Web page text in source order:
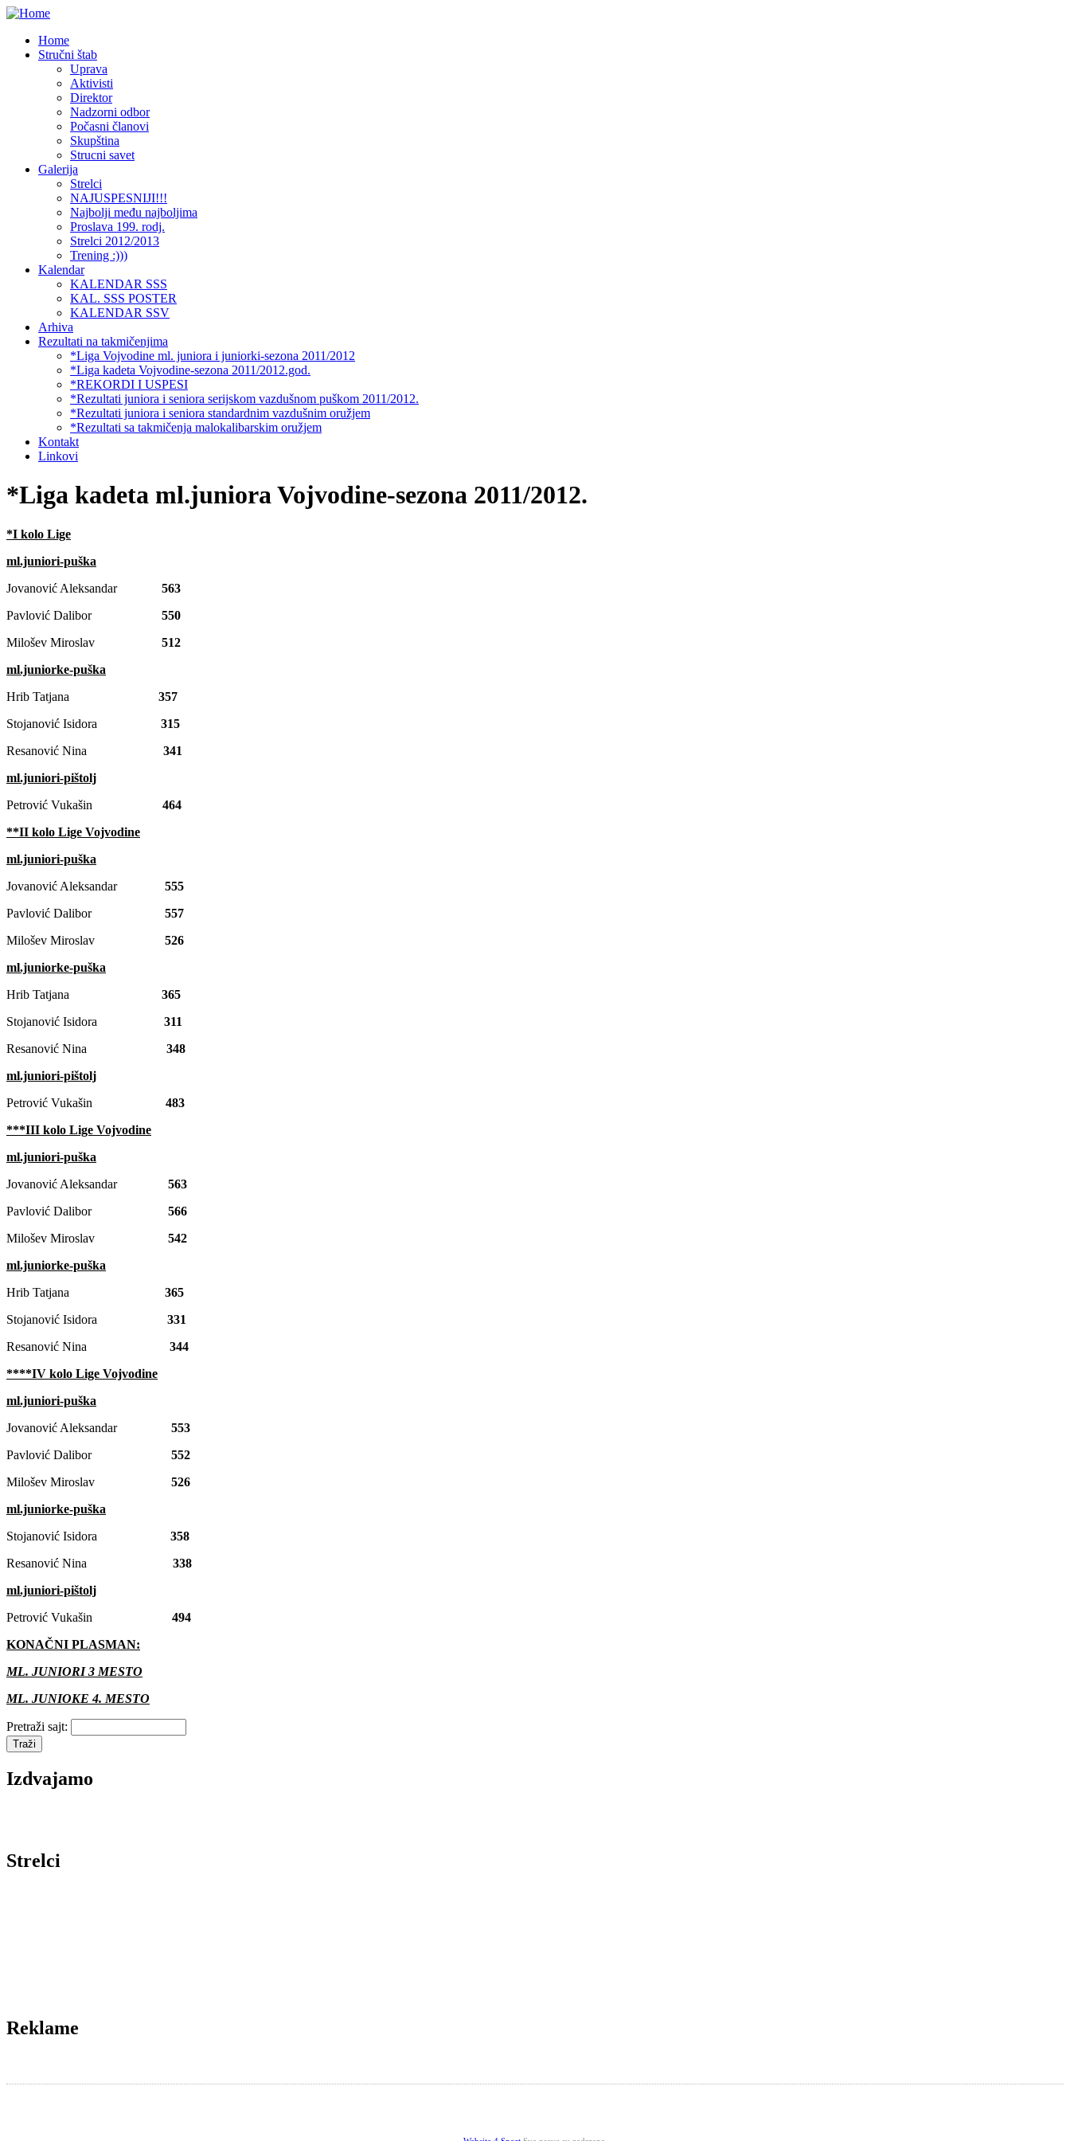
Home
Stručni štab
Uprava
Aktivisti
Direktor
Nadzorni odbor
Počasni članovi
Skupština
Strucni savet
Galerija
Strelci
NAJUSPESNIJI!!!
Najbolji među najboljima
Proslava 199. rodj.
Strelci 2012/2013
Trening :)))
Kalendar
KALENDAR SSS
KAL. SSS POSTER
KALENDAR SSV
Arhiva
Rezultati na takmičenjima
*Liga Vojvodine ml. juniora i juniorki-sezona 2011/2012
*Liga kadeta Vojvodine-sezona 2011/2012.god.
*REKORDI I USPESI
*Rezultati juniora i seniora serijskom vazdušnom puškom 2011/2012.
*Rezultati juniora i seniora standardnim vazdušnim oružjem
*Rezultati sa takmičenja malokalibarskim oružjem
Kontakt
Linkovi
*Liga kadeta ml.juniora Vojvodine-sezona 2011/2012.
*I kolo Lige
ml.juniori-puška
Jovanović Aleksandar 563
Pavlović Dalibor
550
Milošev Miroslav 512
ml.juniorke-puška
Hrib Tatjana 357
Stojanović Isidora 315
Resanović Nina 341
ml.juniori-pištolj
Petrović Vukašin 464
**II kolo Lige Vojvodine
ml.juniori-puška
Jovanović Aleksandar 555
Pavlović Dalibor 557
Milošev Miroslav 526
ml.juniorke-puška
Hrib Tatjana 365
Stojanović Isidora 311
Resanović Nina 348
ml.juniori-pištolj
Petrović Vukašin 483
***III kolo Lige Vojvodine
ml.juniori-puška
Jovanović Aleksandar 563
Pavlović Dalibor 566
Milošev Miroslav 542
ml.juniorke-puška
Hrib Tatjana 365
Stojanović Isidora 331
Resanović Nina 344
****IV kolo Lige Vojvodine
ml.juniori-puška
Jovanović Aleksandar 553
Pavlović Dalibor 552
Milošev Miroslav 526
ml.juniorke-puška
Stojanović Isidora 358
Resanović Nina 338
ml.juniori-pištolj
Petrović Vukašin 494
KONAČNI PLASMAN:
ML. JUNIORI 3 MESTO
ML. JUNIOKE 4. MESTO
Pretraži sajt:
Izdvajamo
Strelci
Reklame